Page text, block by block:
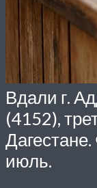
Вдали г.
(4152),
июль.